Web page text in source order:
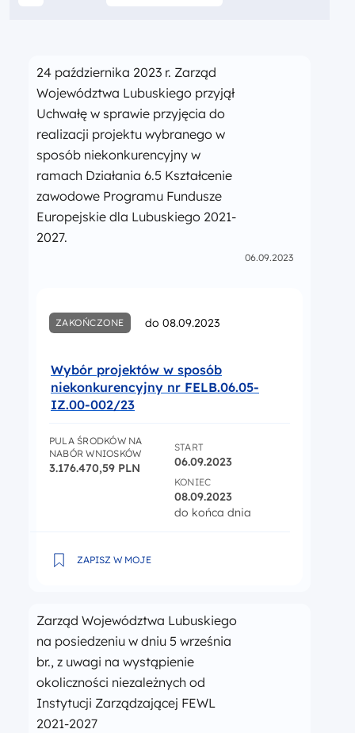
24 października 2023 r. Zarząd
Województwa Lubuskiego przyjął
Uchwałę w sprawie przyjęcia do
realizacji projektu wybranego w
sposób niekonkurencyjny w
ramach Działania 6.5 Kształcenie
zawodowe Programu Fundusze
Europejskie dla Lubuskiego 2021-
2027.
06.09.2023
ZAKOŃCZONE do 08.09.2023
Wybór projektów w sposób
niekonkurencyjny nr FELB.06.05-
IZ.00-002/23
PULA ŚRODKÓW NA
NABÓR WNIOSKÓW
3.176.470,59 PLN
START
06.09.2023
KONIEC
08.09.2023
do końca dnia
ZAPISZ W MOJE
Wybór projektów w sposób niekonkurencyjny nr
Zarząd Województwa Lubuskiego
na posiedzeniu w dniu 5 września
br., z uwagi na wystąpienie
okoliczności niezależnych od
Instytucji Zarządzającej FEWL
2021-2027